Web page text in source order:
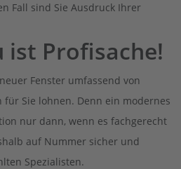
Fall sind Sie Ausdruck Ihrer
ist Profisache!
Fenster umfassend von
für Sie lohnen. Denn ein modernes
nur dann, wenn es fachgerecht
auf Nummer sicher und
Spezialisten.